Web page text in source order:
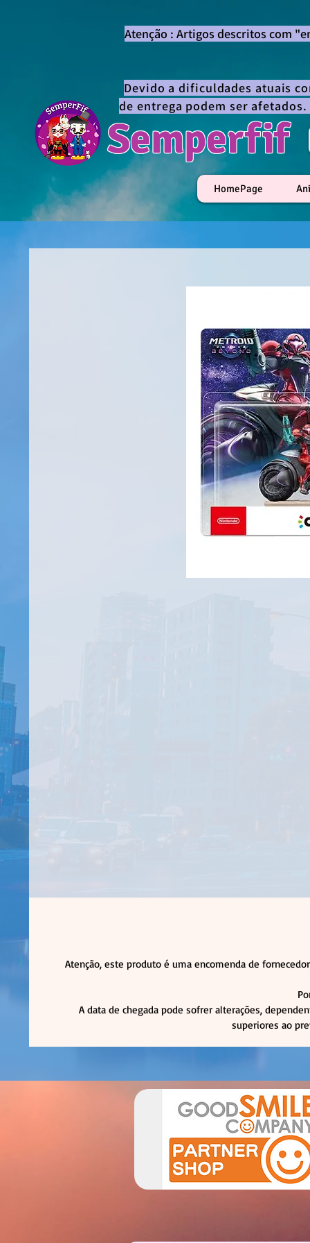
Semperfif
Atenção : Artigos descritos com
Devido a dificuldades atuais
de entrega podem ser
HomePage
Atenção, este produto é uma encomenda de
A data de chegada pode sofrer alterações,
superiores ao